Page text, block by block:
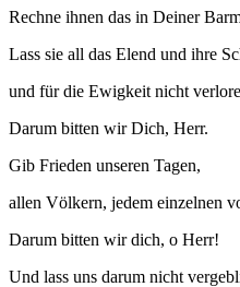
Rechne ihnen das in Deiner
Lass sie all das Elend und ihre
und für die Ewigkeit nicht
Darum bitten wir Dich, Herr.
Gib Frieden unseren Tagen,
allen Völkern, jedem einzelnen
Darum bitten wir dich, o Herr!
Und lass uns darum nicht